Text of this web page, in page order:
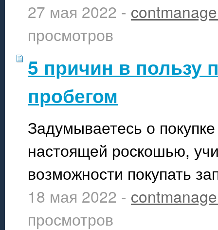
27 мая 2022 -
просмотров
5 причин в пользу
пробегом
Задумываетесь о
настоящей роскошью,
возможности покупать
18 мая 2022 -
просмотров